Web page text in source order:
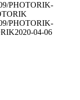
PHOTORIK-
PHOTORIK-
2020-04-06